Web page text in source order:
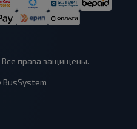
Все права защищены.
BusSystem